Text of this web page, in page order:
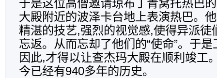
于是这位高僧邀请琼布丁青窝托热巴
大殿附近的波泽卡台地上表演热巴。
精湛的技艺,强烈的视觉感,使得异派徒
忘返。从而忘却了他们的“使命”。于
因此,才得以让查杰玛大殿在顺利竣工
今已经有940多年的历史。